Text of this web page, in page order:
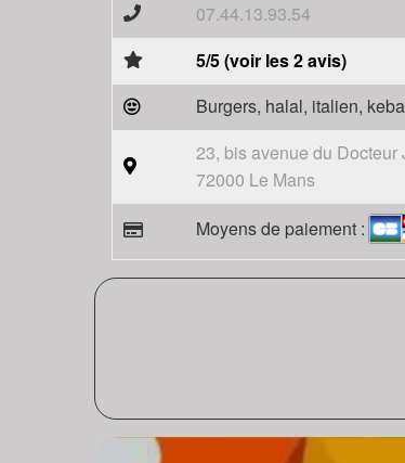
07.44.13.93.54
5/5 (voir les 2 avis)
Burgers, halal, italien,
23, bis avenue du Docteur
72000 Le Mans
Moyens de paiement :